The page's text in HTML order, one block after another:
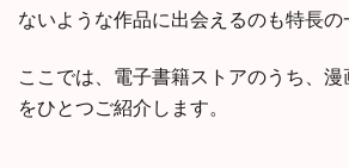
ないような作品に出会えるのも特長の
ここでは、電子書籍ストアのうち、
をひとつご紹介します。